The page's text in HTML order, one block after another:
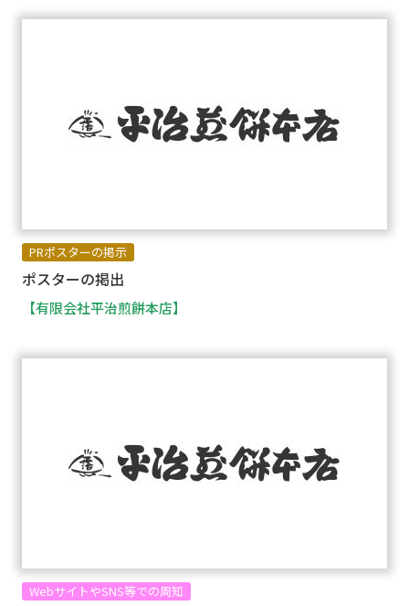
PRポスターの掲示
ポスターの掲出
【有限会社平治煎餅本店】
WebサイトやSNS等での周知